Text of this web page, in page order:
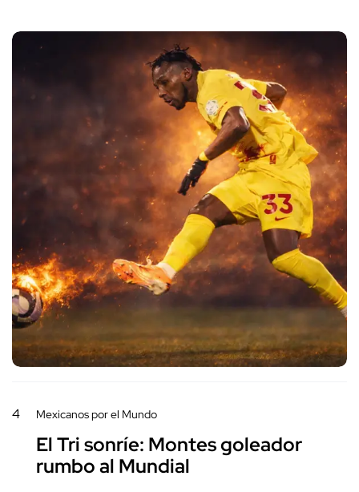
4 Mexicanos por el Mundo
El Tri sonríe: Montes goleador
rumbo al Mundial